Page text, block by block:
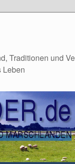
Traditionen und
Leben